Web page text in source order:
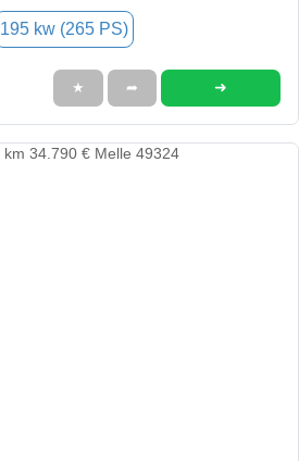
195 kw (265 PS)
★ ➦ ➜